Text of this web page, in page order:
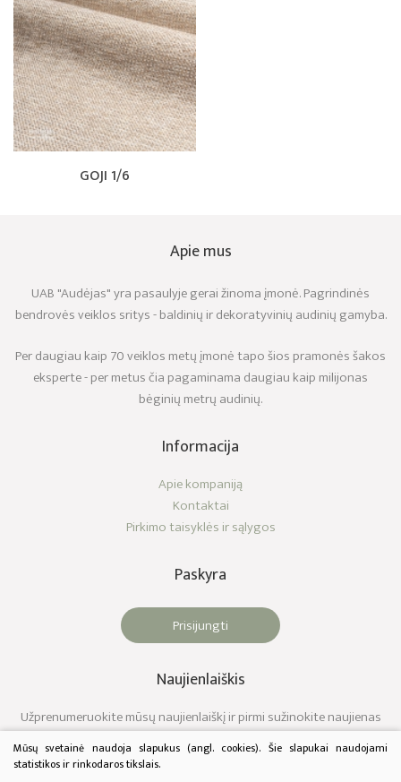
GOJI 1/6
Apie mus
UAB "Audėjas" yra pasaulyje gerai žinoma įmonė. Pagrindinės
bendrovės veiklos sritys - baldinių ir dekoratyvinių audinių gamyba.
Per daugiau kaip 70 veiklos metų įmonė tapo šios pramonės šakos
eksperte - per metus čia pagaminama daugiau kaip milijonas
bėginių metrų audinių.
Informacija
Apie kompaniją
Kontaktai
Pirkimo taisyklės ir sąlygos
Paskyra
Prisijungti
Naujienlaiškis
Užprenumeruokite mūsų naujienlaiškį ir pirmi sužinokite naujienas
Mūsų svetainė naudoja slapukus (angl. cookies). Šie slapukai naudojami
statistikos ir rinkodaros tikslais.